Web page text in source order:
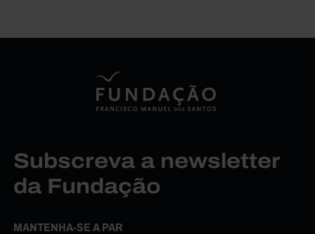
Subscreva a newsletter
da Fundação
MANTENHA-SE A PAR